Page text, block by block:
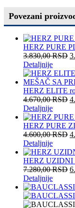
Povezani
HERZ PURE
3.830,00RSD
Detaljnije
HERZ ELITE
4.670,00RSD
Detaljnije
HERZ PURE
4.600,00RSD
Detaljnije
HERZ UZIDNI
7.280,00RSD
Detaljnije